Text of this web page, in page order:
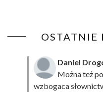
OSTATNIE
Daniel
Można też
wzbogaca